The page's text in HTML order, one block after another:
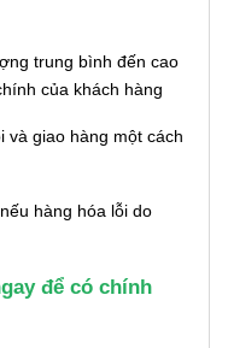
trung bình đến cao
của khách hàng
và giao hàng một cách
hàng hóa lỗi do
để có chính